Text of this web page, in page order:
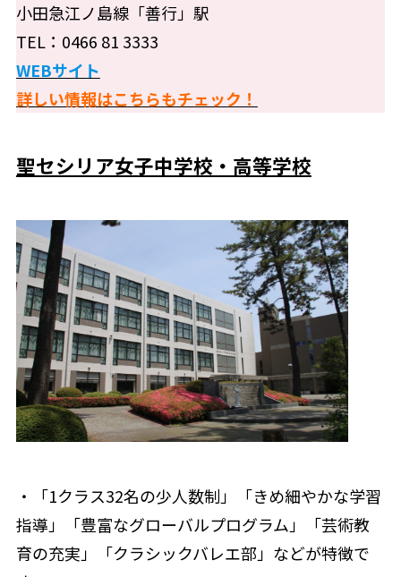
小田急江ノ島線「善行」駅
TEL：0466 81 3333
WEBサイト
詳しい情報はこちらもチェック！
聖セシリア女子中学校・高等学校
・「1クラス32名の少人数制」「きめ細やかな学習
指導」「豊富なグローバルプログラム」「芸術教
育の充実」「クラシックバレエ部」などが特徴で